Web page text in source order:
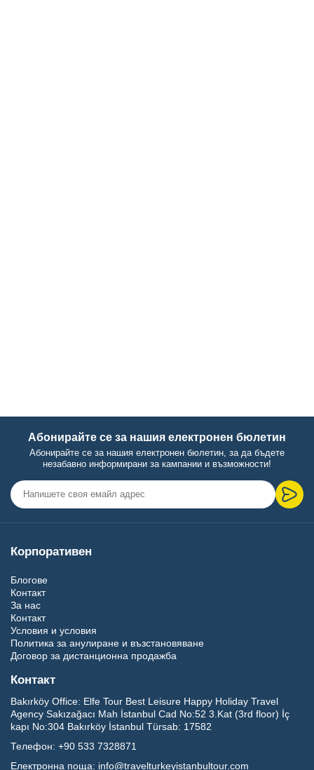
Абонирайте се за нашия електронен бюлетин
Абонирайте се за нашия електронен бюлетин, за да бъдете
незабавно информирани за кампании и възможности!
Корпоративен
Блогове
Контакт
За нас
Контакт
Условия и условия
Политика за анулиране и възстановяване
Договор за дистанционна продажба
Контакт
Bakırköy Office: Elfe Tour Best Leisure Happy Holiday Travel
Agency Sakızağacı Mah İstanbul Cad No:52 3.Kat (3rd floor) İç
kapı No:304 Bakırköy İstanbul Türsab: 17582
Телефон: +90 533 7328871
Електронна поща: info@travelturkeyistanbultour.com